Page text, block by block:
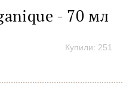
- 70 мл
Купили: 251